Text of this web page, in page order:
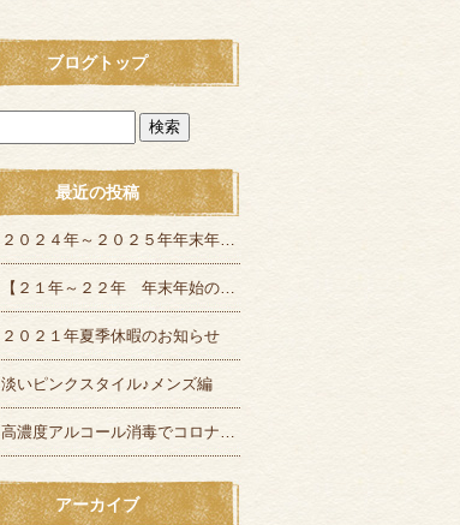
ブログトップ
最近の投稿
２０２４年～２０２５年年末年始の定休日のお知らせ
【２１年～２２年 年末年始の営業のご案内】
２０２１年夏季休暇のお知らせ
淡いピンクスタイル♪メンズ編
高濃度アルコール消毒でコロナ対策♪
アーカイブ